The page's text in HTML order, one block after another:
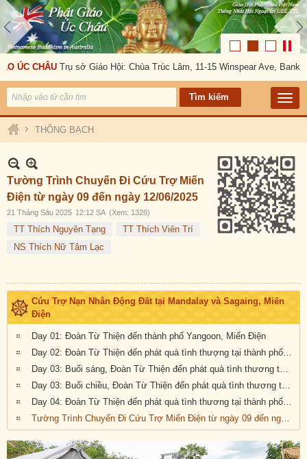
ÚC CHÂU Trụ sở Giáo Hội: Chùa Trúc Lâm, 11-15 Winspear Ave,
› THÔNG BẠCH
Tường Trình Chuyến Đi Cứu Trợ Miến
Điện từ ngày 09 đến ngày 12/06/2025
21 Tháng Sáu 2025 12:12 SA (Xem: 1326)
TT Thích Nguyên Tạng
TT Thích Viên Trí
NS Thích Nữ Tâm Lạc
Cứu Trợ Nạn Nhân Động Đất tại Mandalay và Sagaing, Miến
Điện
Day 01: Đoàn Từ Thiện đến thành phố Yangoon, Miến Điện
Day 02: Đoàn Từ Thiện đến phát quà tình thượng tại thành phố Sagaing, Miến Điện
Day 03: Buổi sáng, Đoàn Từ Thiện đến phát quà tình thương tại thành phố Sagaing, Miến Điện
Day 03: Buổi chiều, Đoàn Từ Thiện đến phát quà tình thương tại thành phố Sagaing, Miến Điện
Day 04: Đoàn Từ Thiện đến phát quà tình thương tại thành phố Mandalay, Miến Điện
Tường Trình Chuyến Đi Cứu Trợ Miến Điện từ ngày 09 đến ngày 12/06/2025